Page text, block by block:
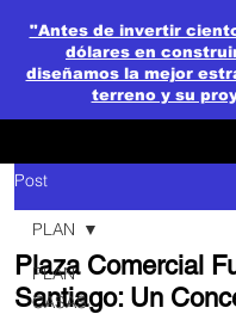
"Antes de invertir
dólares en
diseñamos la mejor
terreno y su
Post
PLAN
CASAS
PLAN
Plaza Comercial
Santiago: Un